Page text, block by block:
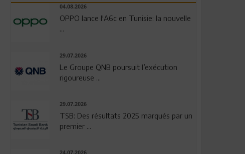
04.08.2026
OPPO lance l'A6c en Tunisie: la nouvelle
...
29.07.2026
Le Groupe QNB poursuit l’exécution
rigoureuse ...
29.07.2026
TSB: Des résultats 2025 marqués par un
premier ...